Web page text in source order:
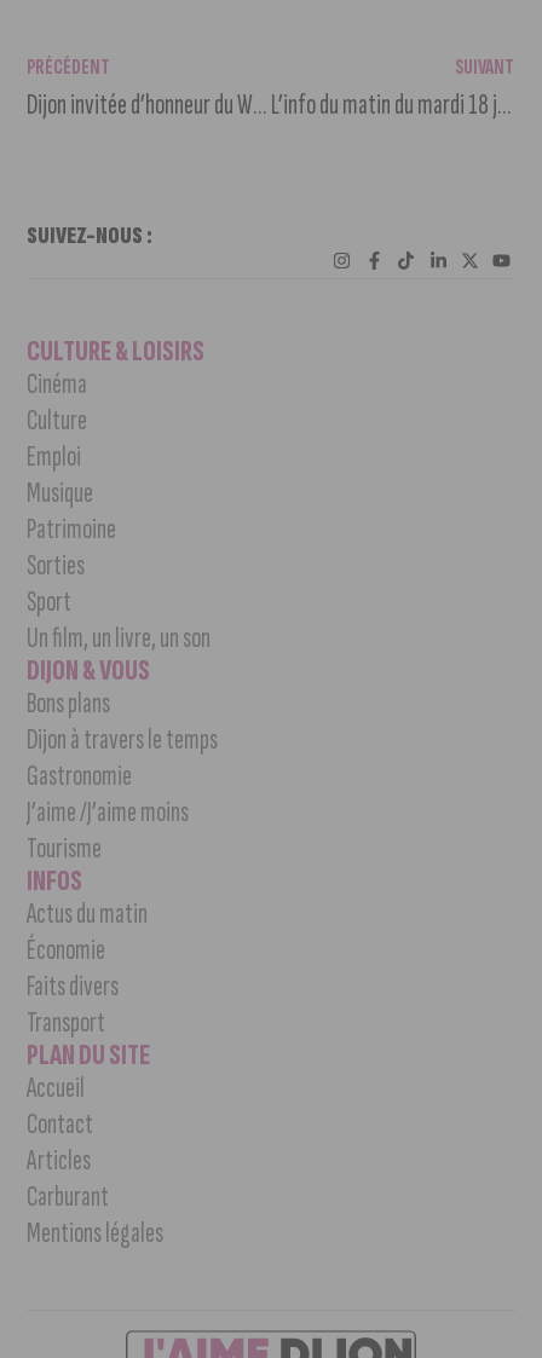
PRÉCÉDENT
Dijon invitée d’honneur du Week-end Gourmand du Chat Perché à Dole
SUIVANT
L’info du matin du mardi 18 juin 2024
SUIVEZ-NOUS :
CULTURE & LOISIRS
Cinéma
Culture
Emploi
Musique
Patrimoine
Sorties
Sport
Un film, un livre, un son
DIJON & VOUS
Bons plans
Dijon à travers le temps
Gastronomie
J’aime /J’aime moins
Tourisme
INFOS
Actus du matin
Économie
Faits divers
Transport
PLAN DU SITE
Accueil
Contact
Articles
Carburant
Mentions légales